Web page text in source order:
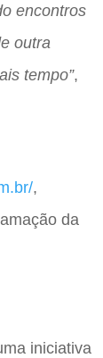
encontros
outra
tempo”,
,
da
iniciativa